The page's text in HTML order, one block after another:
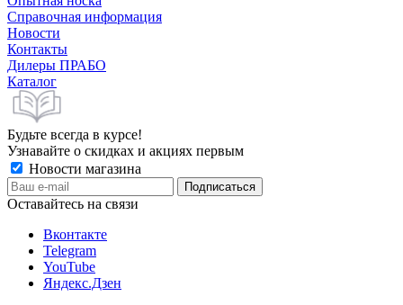
Справочная информация
Новости
Контакты
Дилеры ПРАБО
Каталог
Будьте всегда в курсе!
Узнавайте о скидках и акциях первым
Новости магазина
Оставайтесь на связи
Вконтакте
Telegram
YouTube
Яндекс.Дзен